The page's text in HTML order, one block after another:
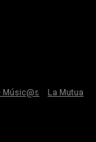
La Mutua